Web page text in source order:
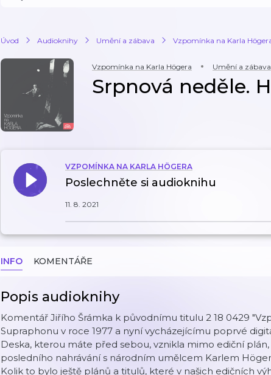
Úvod Audioknihy Umění a zábava Vzpomínka na Karla
Vzpomínka na Karla Högera Umění a zábava
Srpnová neděle.
VZPOMÍNKA NA KARLA HÖGERA
Poslechněte si audioknihu
11. 8. 2021
INFO KOMENTÁŘE
Popis audioknihy
Komentář Jiřího Šrámka k původnímu titulu 2 18 0429
Supraphonu v roce 1977 a nyní vycházejícímu poprvé
Deska, kterou máte před sebou, vznikla mimo ediční
posledního nahrávání s národním umělcem Karlem
Kolik to bylo ještě plánů a titulů, které v našich edičních